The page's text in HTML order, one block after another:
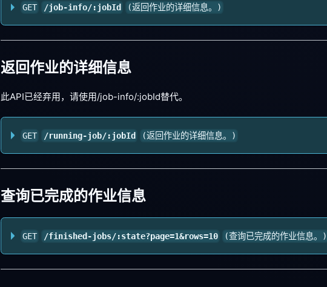
GET /job-info/:jobId (返回作业的详细信息。)
返回作业的详细信息
此API已经弃用，请使用/job-info/:jobId替代。
GET /running-job/:jobId (返回作业的详细信息。)
查询已完成的作业信息
GET /finished-jobs/:state?page=1&rows=10 (查询已完成的作业信息。)